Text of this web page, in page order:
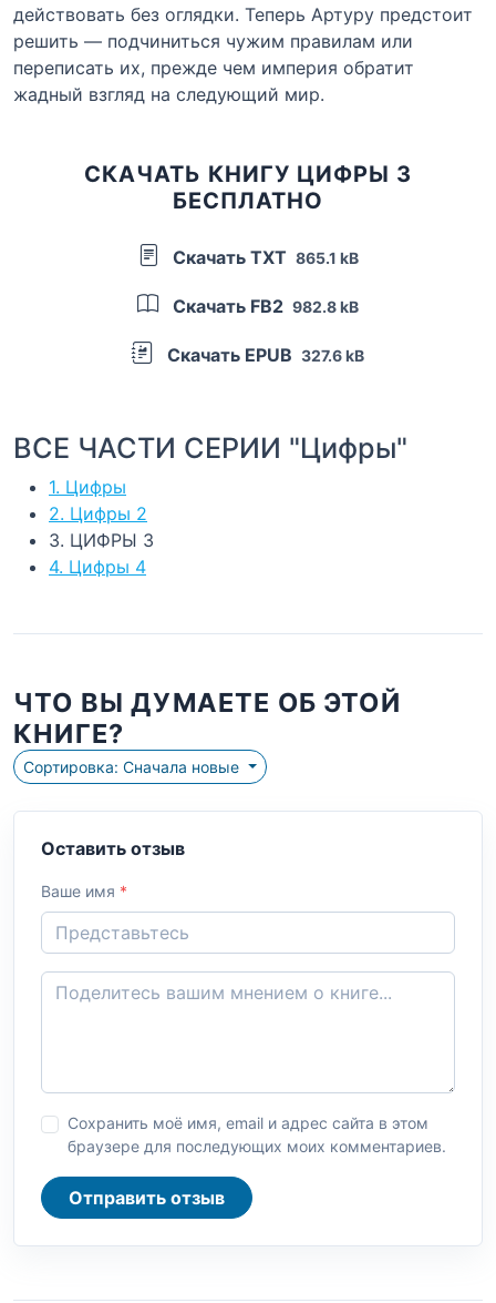
действовать без оглядки. Теперь Артуру предстоит
решить — подчиниться чужим правилам или
переписать их, прежде чем империя обратит
жадный взгляд на следующий мир.
СКАЧАТЬ КНИГУ ЦИФРЫ 3
БЕСПЛАТНО
Скачать TXT 865.1 kB
Скачать FB2 982.8 kB
Скачать EPUB 327.6 kB
ВСЕ ЧАСТИ СЕРИИ "Цифры"
1. Цифры
2. Цифры 2
3. ЦИФРЫ 3
4. Цифры 4
ЧТО ВЫ ДУМАЕТЕ ОБ ЭТОЙ
КНИГЕ?
Сортировка: Сначала новые
Оставить отзыв
Ваше имя *
Сохранить моё имя, email и адрес сайта в этом
браузере для последующих моих комментариев.
Отправить отзыв